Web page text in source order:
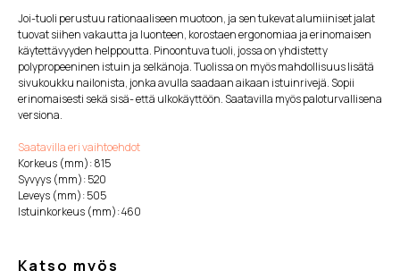
Joi-tuoli perustuu rationaaliseen muotoon, ja sen tukevat alumiiniset jalat
tuovat siihen vakautta ja luonteen, korostaen ergonomiaa ja erinomaisen
käytettävyyden helppoutta. Pinoontuva tuoli, jossa on yhdistetty
polypropeeninen istuin ja selkänoja. Tuolissa on myös mahdollisuus lisätä
sivukoukku nailonista, jonka avulla saadaan aikaan istuinrivejä. Sopii
erinomaisesti sekä sisä- että ulkokäyttöön. Saatavilla myös paloturvallisena
versiona.
Saatavilla eri vaihtoehdot
Korkeus (mm): 815
Syvyys (mm): 520
Leveys (mm): 505
Istuinkorkeus (mm): 460
Katso myös